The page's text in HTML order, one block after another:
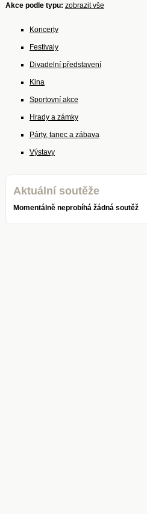
Akce podle typu: zobrazit vše
Koncerty
Festivaly
Divadelní představení
Kina
Sportovní akce
Hrady a zámky
Párty, tanec a zábava
Výstavy
Aktuální soutěže
Momentálně neprobíhá žádná soutěž